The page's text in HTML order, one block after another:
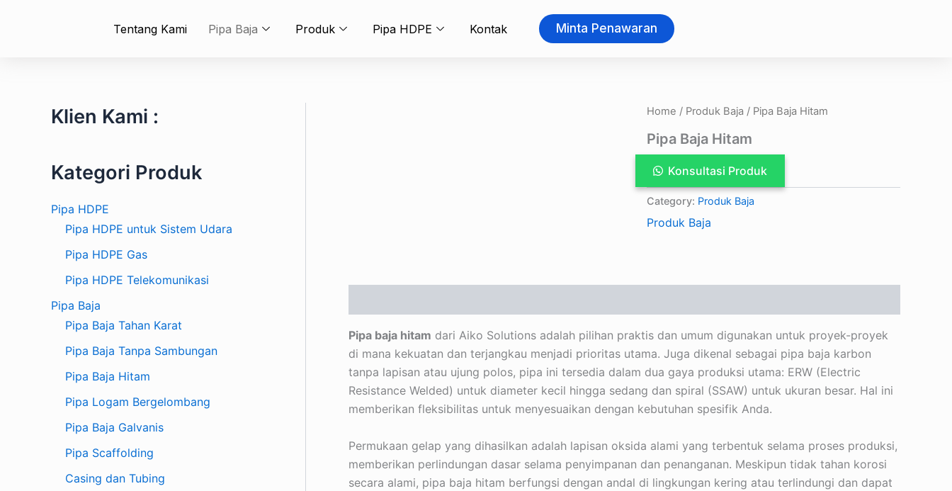
Tentang Kami Pipa Baja Produk Pipa HDPE Kontak Minta Penawaran
Klien Kami :
Kategori Produk
Pipa HDPE
Pipa HDPE untuk Sistem Udara
Pipa HDPE Gas
Pipa HDPE Telekomunikasi
Pipa Baja
Pipa Baja Tahan Karat
Pipa Baja Tanpa Sambungan
Pipa Baja Hitam
Pipa Logam Bergelombang
Pipa Baja Galvanis
Pipa Scaffolding
Casing dan Tubing
Home / Produk Baja / Pipa Baja Hitam
Pipa Baja Hitam
Konsultasi Produk
Category: Produk Baja
Produk Baja
Pipa baja hitam dari Aiko Solutions adalah pilihan praktis dan umum digunakan untuk proyek-proyek
di mana kekuatan dan terjangkau menjadi prioritas utama. Juga dikenal sebagai pipa baja karbon
tanpa lapisan atau ujung polos, pipa ini tersedia dalam dua gaya produksi utama: ERW (Electric
Resistance Welded) untuk diameter kecil hingga sedang dan spiral (SSAW) untuk ukuran besar. Hal ini
memberikan fleksibilitas untuk menyesuaikan dengan kebutuhan spesifik Anda.
Permukaan gelap yang dihasilkan adalah lapisan oksida alami yang terbentuk selama proses produksi,
memberikan perlindungan dasar selama penyimpanan dan penanganan. Meskipun tidak tahan korosi
secara alami, pipa baja hitam berfungsi dengan andal di lingkungan kering atau terlindungi dan dapat